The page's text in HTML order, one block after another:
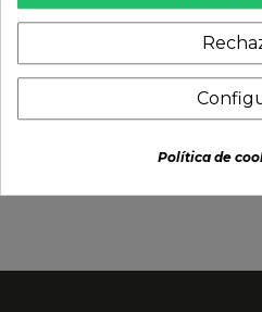
Incienso DIOSA. 250g
Política de